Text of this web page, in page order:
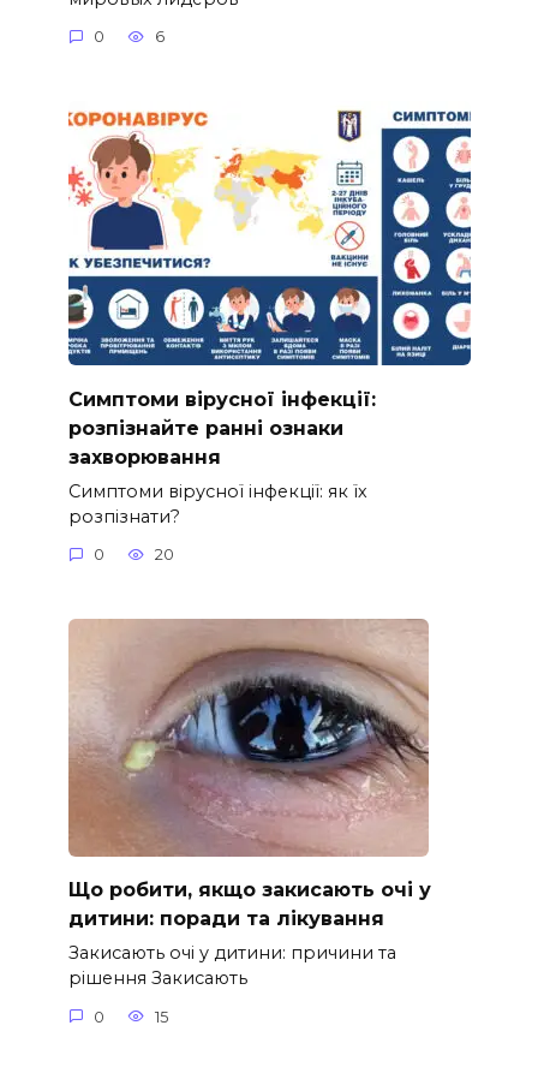
0 6
Симптоми вірусної інфекції:
розпізнайте ранні ознаки
захворювання
Симптоми вірусної інфекції: як їх
розпізнати?
0 20
Що робити, якщо закисають очі у
дитини: поради та лікування
Закисають очі у дитини: причини та
рішення Закисають
0 15